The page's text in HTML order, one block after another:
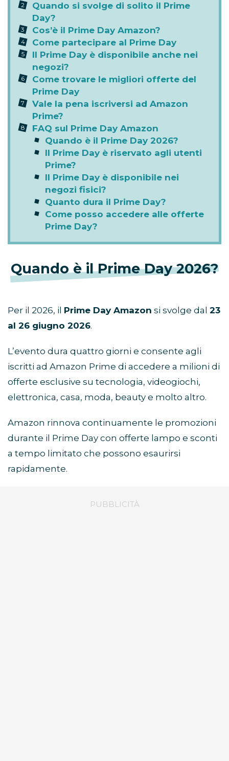
Quando si svolge di solito il Prime
Day?
Cos’è il Prime Day Amazon?
Come partecipare al Prime Day
Il Prime Day è disponibile anche nei
negozi?
Come trovare le migliori offerte del
Prime Day
Vale la pena iscriversi ad Amazon
Prime?
FAQ sul Prime Day Amazon
Quando è il Prime Day 2026?
Il Prime Day è riservato agli utenti
Prime?
Il Prime Day è disponibile nei
negozi fisici?
Quanto dura il Prime Day?
Come posso accedere alle offerte
Prime Day?
Quando è il Prime Day 2026?
Per il 2026, il Prime Day Amazon si svolge dal 23
al 26 giugno 2026.
L’evento dura quattro giorni e consente agli
iscritti ad Amazon Prime di accedere a milioni di
offerte esclusive su tecnologia, videogiochi,
elettronica, casa, moda, beauty e molto altro.
Amazon rinnova continuamente le promozioni
durante il Prime Day con offerte lampo e sconti
a tempo limitato che possono esaurirsi
rapidamente.